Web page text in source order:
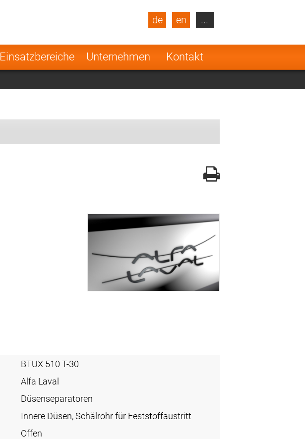
Einsatzbereiche Unternehmen Kontakt
de en
Turkey
Norway
Netherlands
...
BTUX 510 T-30
Alfa Laval
Düsenseparatoren
Innere Düsen, Schälrohr für Feststoffaustritt
Offen